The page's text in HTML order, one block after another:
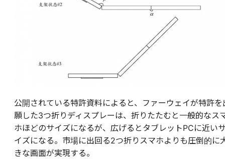
公開されている特許資料によると、ファーウェイが特許を
願した3つ折りディスプレーは、折りたたむと一般的なス
ホほどのサイズになるが、広げるとタブレットPCに近い
イズになる。市場に出回る2つ折りスマホよりも圧倒的に
きな画面が実現する。